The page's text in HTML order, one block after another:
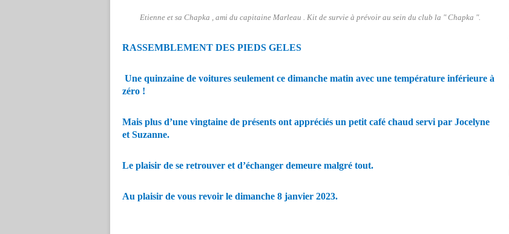
Etienne et sa Chapka , ami du capitaine Marleau . Kit de survie à prévoir au sein du club la " Chapka ".
RASSEMBLEMENT DES PIEDS GELES
Une quinzaine de voitures seulement ce dimanche matin avec une température inférieure à
zéro !
Mais plus d’une vingtaine de présents ont appréciés un petit café chaud servi par Jocelyne
et Suzanne.
Le plaisir de se retrouver et d’échanger demeure malgré tout.
Au plaisir de vous revoir le dimanche 8 janvier 2023.